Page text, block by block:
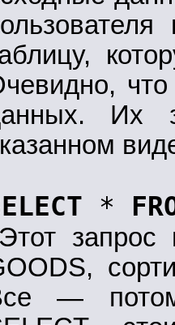
Их
*
Этот запрос
—